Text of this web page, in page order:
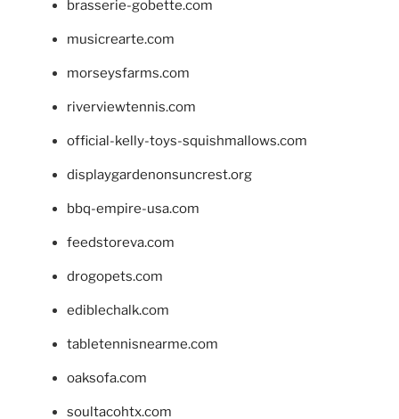
brasserie-gobette.com
musicrearte.com
morseysfarms.com
riverviewtennis.com
official-kelly-toys-squishmallows.com
displaygardenonsuncrest.org
bbq-empire-usa.com
feedstoreva.com
drogopets.com
ediblechalk.com
tabletennisnearme.com
oaksofa.com
soultacohtx.com